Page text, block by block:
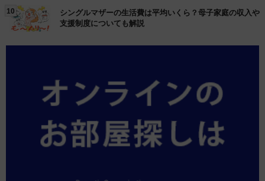
10
シングルマザーの生活費は平均いくら？母子家庭の収入や
支援制度についても解説